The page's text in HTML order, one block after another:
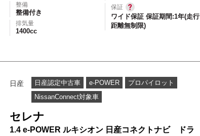
整備
整備付き
排気量
1400cc
保証
ワイド保証 保証期間:1年(走行
距離無制限)
日産 日産認定中古車 e-POWER
プロパイロット
NissanConnect対象車
セレナ
1.4 e-POWER ルキシオン 日産コネクトナビ ドラ